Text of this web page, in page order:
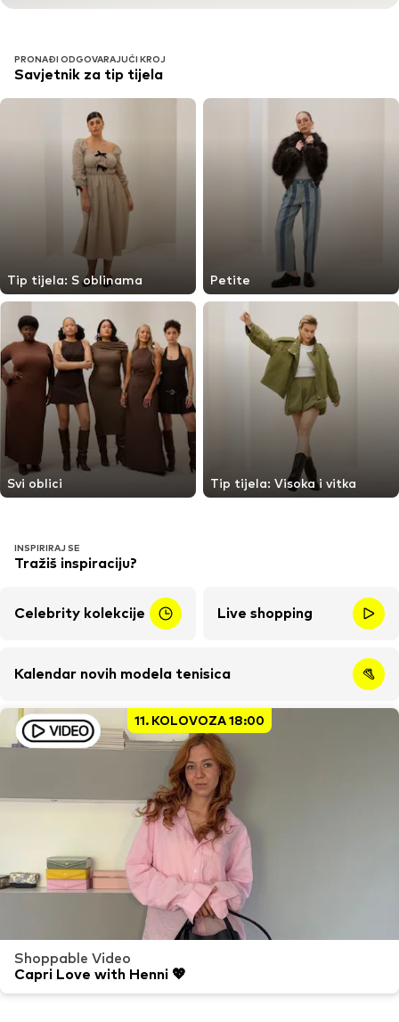
PRONAĐI ODGOVARAJUĆI KROJ
Savjetnik za tip tijela
Tip tijela: S oblinama Petite
Svi oblici Tip tijela: Visoka i vitka
INSPIRIRAJ SE
Tražiš inspiraciju?
Celebrity kolekcije Live shopping
Kalendar novih modela tenisica
11. KOLOVOZA 18:00
Shoppable Video
Capri Love with Henni 💖